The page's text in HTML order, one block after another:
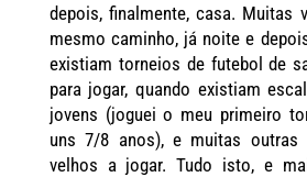
depois, finalmente, casa. Muitas
mesmo caminho, já noite e
existiam torneios de futebol de
para jogar, quando existiam
jovens (joguei o meu primeiro
uns 7/8 anos), e muitas outras
velhos a jogar. Tudo isto, e